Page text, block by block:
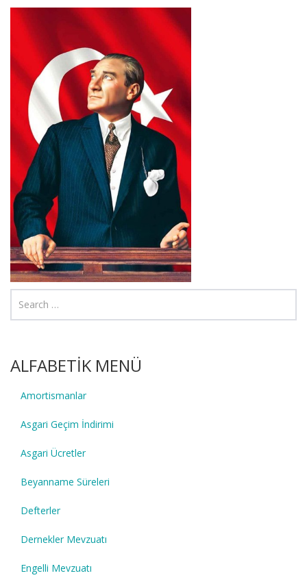
ALFABETİK MENÜ
Amortismanlar
Asgari Geçim İndirimi
Asgari Ücretler
Beyanname Süreleri
Defterler
Dernekler Mevzuatı
Engelli Mevzuatı